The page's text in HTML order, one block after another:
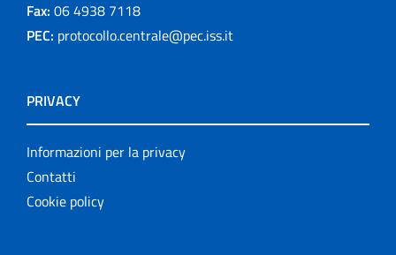
Fax: 06 4938 7118
PEC: protocollo.centrale@pec.iss.it
PRIVACY
Informazioni per la privacy
Contatti
Cookie policy